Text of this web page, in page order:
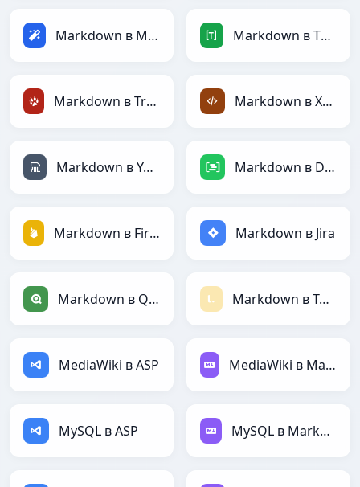
Markdown в Magic Markdown в TOML
Markdown в TracWiki Markdown в XML
Markdown в YAML Markdown в DAX
Markdown в Firebase Markdown в Jira
Markdown в Qlik Markdown в Textile
MediaWiki в ASP MediaWiki в Markdown
MySQL в ASP MySQL в Markdown